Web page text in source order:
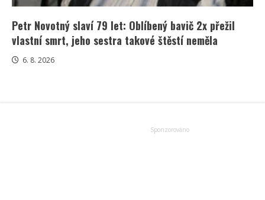
Petr Novotný slaví 79 let: Oblíbený bavič 2x přežil
vlastní smrt, jeho sestra takové štěstí neměla
6. 8. 2026